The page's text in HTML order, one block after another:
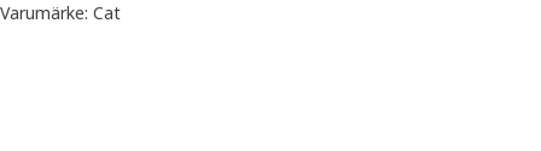
Varumärke: Cat